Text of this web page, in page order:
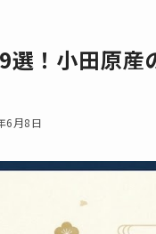
！小田原
6月8日